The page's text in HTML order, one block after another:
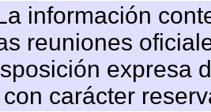
información
reuniones
expresa
carácter